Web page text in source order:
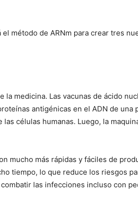
.
método de ARNm para crear tres
medicina. Las vacunas de ácido
antigénicas en el ADN de una
células humanas. Luego, la
mucho más rápidas y fáciles de
tiempo, lo que reduce los riesgos
las infecciones incluso con